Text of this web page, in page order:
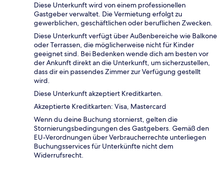
Diese Unterkunft wird von einem professionellen
Gastgeber verwaltet. Die Vermietung erfolgt zu
gewerblichen, geschäftlichen oder beruflichen Zwecken.
Diese Unterkunft verfügt über Außenbereiche wie Balkone
oder Terrassen, die möglicherweise nicht für Kinder
geeignet sind. Bei Bedenken wende dich am besten vor
der Ankunft direkt an die Unterkunft, um sicherzustellen,
dass dir ein passendes Zimmer zur Verfügung gestellt
wird.
Diese Unterkunft akzeptiert Kreditkarten.
Akzeptierte Kreditkarten: Visa, Mastercard
Wenn du deine Buchung stornierst, gelten die
Stornierungsbedingungen des Gastgebers. Gemäß den
EU-Verordnungen über Verbraucherrechte unterliegen
Buchungsservices für Unterkünfte nicht dem
Widerrufsrecht.